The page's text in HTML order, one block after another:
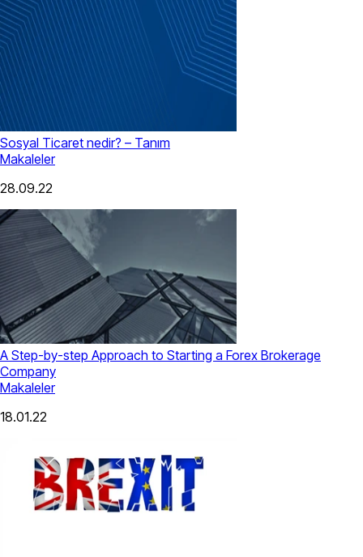
Sosyal Ticaret nedir? – Tanım
Makaleler
28.09.22
A Step-by-step Approach to Starting a Forex Brokerage
Company
Makaleler
18.01.22